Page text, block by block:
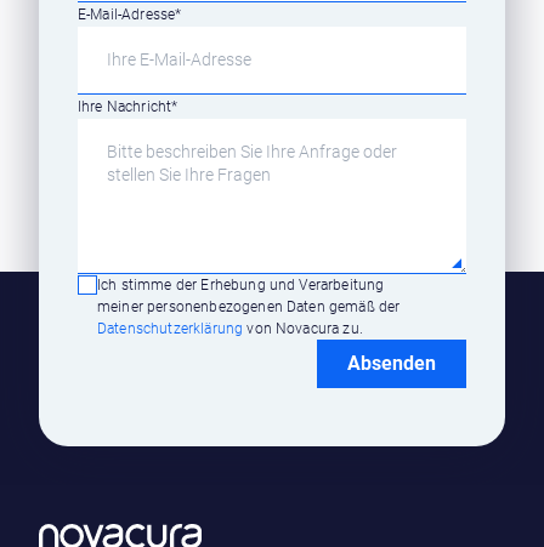
E-Mail-Adresse*
Ihre Nachricht*
Ich stimme der Erhebung und Verarbeitung
meiner personenbezogenen Daten gemäß der
Datenschutzerklärung von Novacura zu.